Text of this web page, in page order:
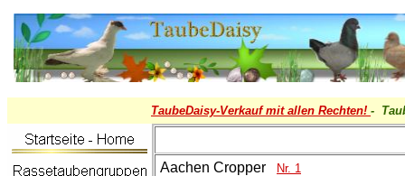
TaubeDaisy-Verkauf mit allen Rechten! -
Aachen Cropper Nr. 1